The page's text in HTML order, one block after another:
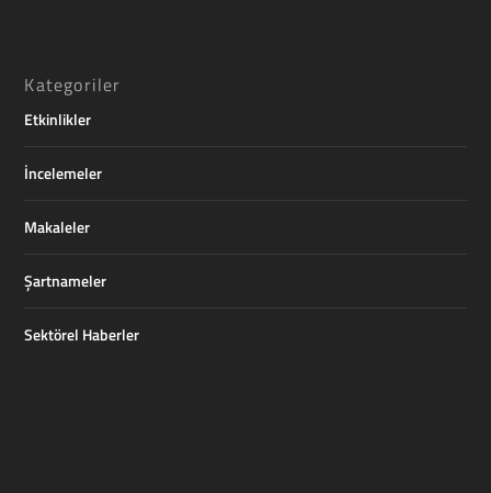
Kategoriler
Etkinlikler
İncelemeler
Makaleler
Şartnameler
Sektörel Haberler